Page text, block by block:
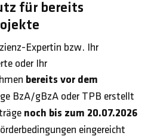
für bereits
Expertin bzw. Ihr
oder Ihr
bereits vor dem
BzA/gBzA oder TPB erstellt
noch bis zum 20.07.2026
eingereicht